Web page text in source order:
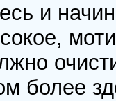
и
более